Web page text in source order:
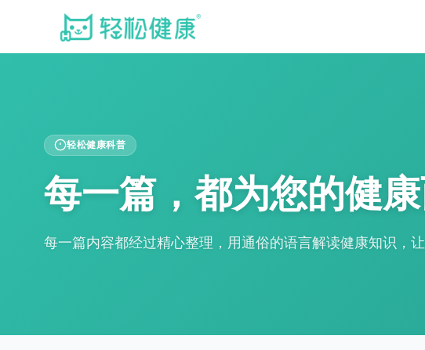
轻松健康科普
每一篇，都为您的健
每一篇内容都经过精心整理，用通俗的语言解读健康知识，